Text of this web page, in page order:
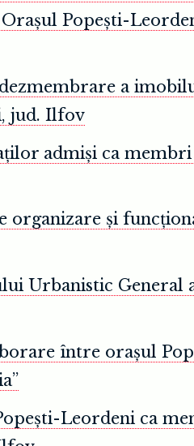
Popești-
a
jud. Ilfov
admiși ca
organizare și
Urbanistic General
între orașul
Leordeni ca